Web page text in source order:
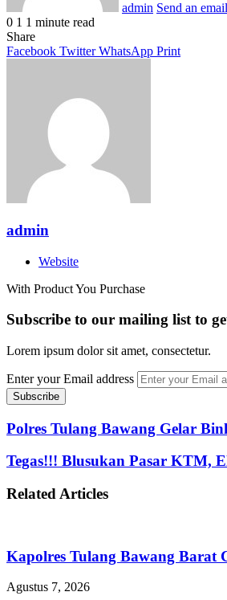
admin Send an email
0 1 1 minute read
Share
Facebook Twitter WhatsApp Print
admin
Website
With Product You Purchase
Subscribe to our mailing list to
Lorem ipsum dolor sit amet, consectetur.
Enter your Email address
Polres Tulang Bawang Gelar
Tegas!!! Blusukan Pasar KTM,
Related Articles
Kapolres Tulang Bawang Barat
Agustus 7, 2026